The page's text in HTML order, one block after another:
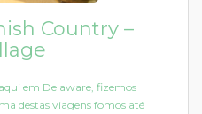
Country –
em Delaware, fizemos
destas viagens fomos até